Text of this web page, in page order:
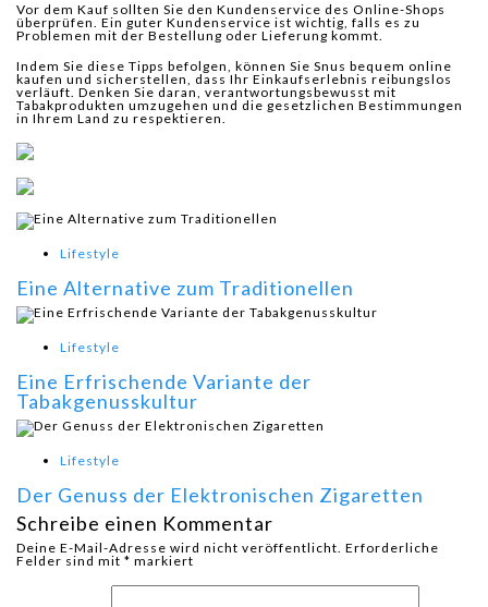
Vor dem Kauf sollten Sie den Kundenservice des Online-Shops
überprüfen. Ein guter Kundenservice ist wichtig, falls es zu
Problemen mit der Bestellung oder Lieferung kommt.
Indem Sie diese Tipps befolgen, können Sie Snus bequem online
kaufen und sicherstellen, dass Ihr Einkaufserlebnis reibungslos
verläuft. Denken Sie daran, verantwortungsbewusst mit
Tabakprodukten umzugehen und die gesetzlichen Bestimmungen
in Ihrem Land zu respektieren.
Lifestyle
Eine Alternative zum Traditionellen
Lifestyle
Eine Erfrischende Variante der
Tabakgenusskultur
Lifestyle
Der Genuss der Elektronischen Zigaretten
Schreibe einen Kommentar
Deine E-Mail-Adresse wird nicht veröffentlicht. Erforderliche
Felder sind mit * markiert